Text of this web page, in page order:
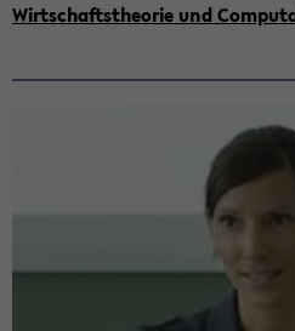
Wirt­schafts­theo­rie und